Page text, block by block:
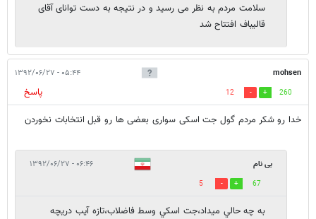
سلامت مردم به نظر می رسید و در نتیجه به دست توانای آقای
قالیباف افتتاح شد
mohsen ۰۵:۴۴ - ۱۳۹۲/۰۶/۲۷
260
12
پاسخ
خدا رو شکر مردم گول جت اسکی سواری بعضی ها رو قبل انتخابات نخوردن
بی نام ۰۶:۴۶ - ۱۳۹۲/۰۶/۲۷
67
5
به چه حالي ميداد،جت اسكي وسط فاضلاب،تازه آيب دريچه